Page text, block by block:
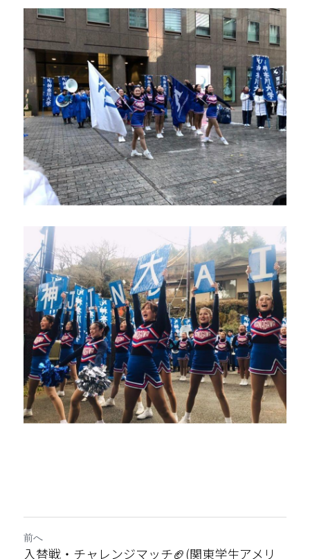
前へ
入替戦・チャレンジマッチ🏈(関東学生アメリ